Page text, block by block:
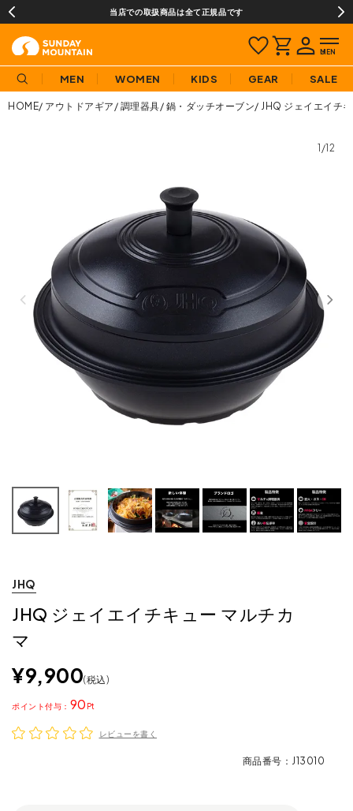
当店での取扱商品は全て正規品です
MEN WOMEN KIDS GEAR SALE
HOME アウトドアギア 調理器具 鍋・ダッチオーブン JHQ ジェイエイチ
1/12
JHQ
JHQ ジェイエイチキュー マルチカ
マ
¥9,900 税込
90
ポイント
レビューを書く
商品番号 J13010